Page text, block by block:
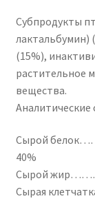
Субпродукты
лактальбумин)
(15%),
растительное
вещества.
Сырой
40%
Сырой
Сырая